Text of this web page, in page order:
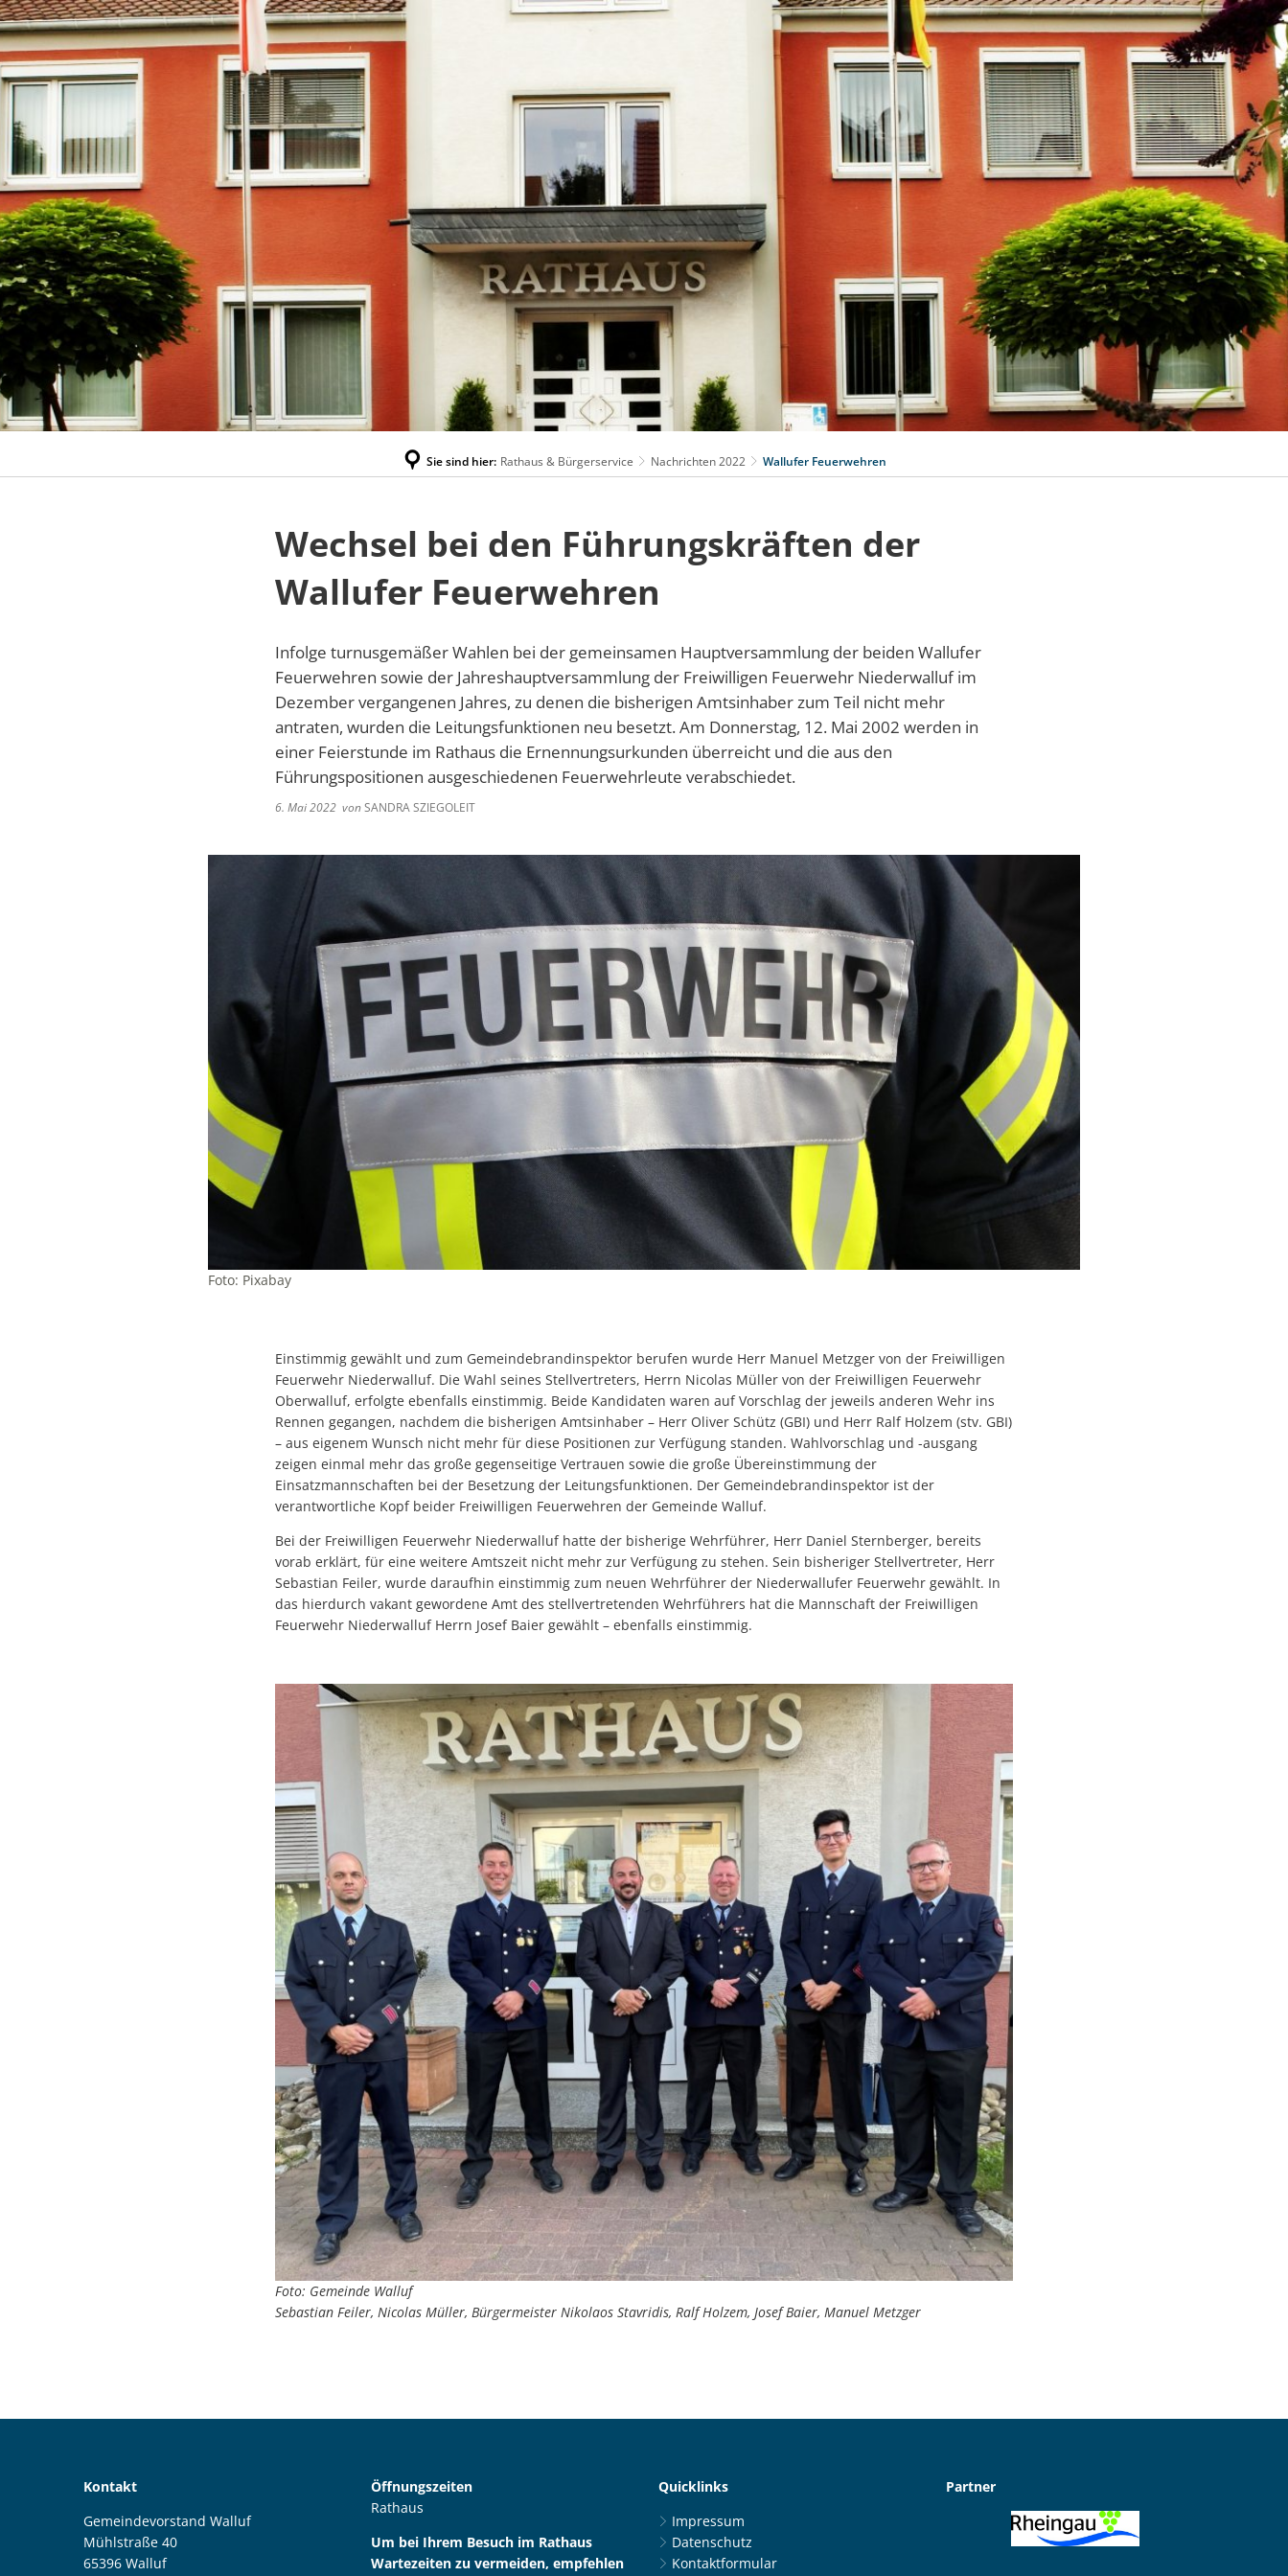
Impressum Datenschutz Barrierefreiheit
RATHAUS & BÜRGERSERVICE LEBEN IN WALLUF WIRTSCHAFTSFÖRDERUNG
Sie sind hier: Rathaus & Bürgerservice Nachrichten 2022 Wallufer Feuerwehren
Wechsel bei den Führungskräften der
Wallufer Feuerwehren
Infolge turnusgemäßer Wahlen bei der gemeinsamen Hauptversammlung der beiden Wallufer
Feuerwehren sowie der Jahreshauptversammlung der Freiwilligen Feuerwehr Niederwalluf im
Dezember vergangenen Jahres, zu denen die bisherigen Amtsinhaber zum Teil nicht mehr
antraten, wurden die Leitungsfunktionen neu besetzt. Am Donnerstag, 12. Mai 2002 werden in
einer Feierstunde im Rathaus die Ernennungsurkunden überreicht und die aus den
Führungspositionen ausgeschiedenen Feuerwehrleute verabschiedet.
6. Mai 2022 vonSANDRA SZIEGOLEIT
Foto: Pixabay
Einstimmig gewählt und zum Gemeindebrandinspektor berufen wurde Herr Manuel Metzger von der Freiwilligen
Feuerwehr Niederwalluf. Die Wahl seines Stellvertreters, Herrn Nicolas Müller von der Freiwilligen Feuerwehr
Oberwalluf, erfolgte ebenfalls einstimmig. Beide Kandidaten waren auf Vorschlag der jeweils anderen Wehr ins
Rennen gegangen, nachdem die bisherigen Amtsinhaber – Herr Oliver Schütz (GBI) und Herr Ralf Holzem (stv. GBI)
– aus eigenem Wunsch nicht mehr für diese Positionen zur Verfügung standen. Wahlvorschlag und -ausgang
zeigen einmal mehr das große gegenseitige Vertrauen sowie die große Übereinstimmung der
Einsatzmannschaften bei der Besetzung der Leitungsfunktionen. Der Gemeindebrandinspektor ist der
verantwortliche Kopf beider Freiwilligen Feuerwehren der Gemeinde Walluf.
Bei der Freiwilligen Feuerwehr Niederwalluf hatte der bisherige Wehrführer, Herr Daniel Sternberger, bereits
vorab erklärt, für eine weitere Amtszeit nicht mehr zur Verfügung zu stehen. Sein bisheriger Stellvertreter, Herr
Sebastian Feiler, wurde daraufhin einstimmig zum neuen Wehrführer der Niederwallufer Feuerwehr gewählt. In
das hierdurch vakant gewordene Amt des stellvertretenden Wehrführers hat die Mannschaft der Freiwilligen
Feuerwehr Niederwalluf Herrn Josef Baier gewählt – ebenfalls einstimmig.
Foto: Gemeinde Walluf
Sebastian Feiler, Nicolas Müller, Bürgermeister Nikolaos Stavridis, Ralf Holzem, Josef Baier, Manuel Metzger
Kontakt
Gemeindevorstand Walluf
Mühlstraße 40
65396 Walluf
Öffnungszeiten
Rathaus
Um bei Ihrem Besuch im Rathaus
Wartezeiten zu vermeiden, empfehlen
Quicklinks
Impressum
Datenschutz
Kontaktformular
Partner